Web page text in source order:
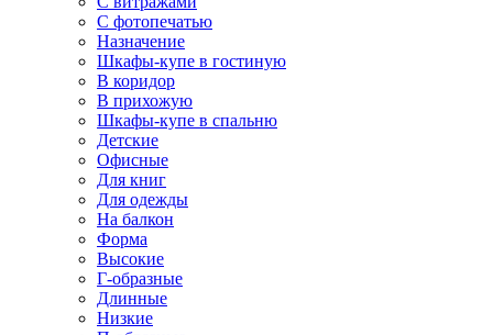
С фотопечатью
Назначение
Шкафы-купе в гостиную
В коридор
В прихожую
Шкафы-купе в спальню
Детские
Офисные
Для книг
Для одежды
На балкон
Форма
Высокие
Г-образные
Длинные
Низкие